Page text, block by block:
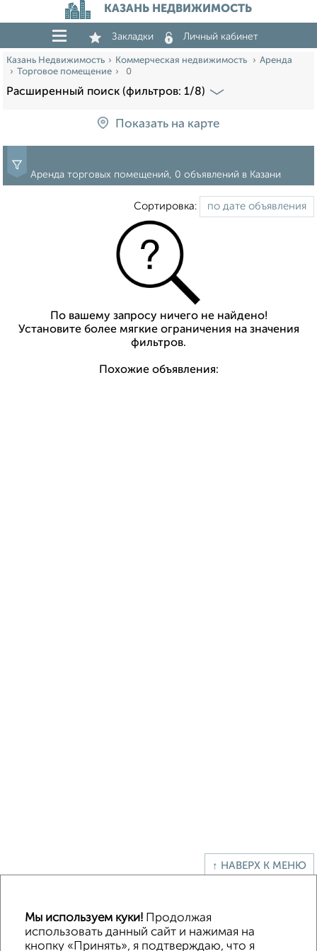
КАЗАНЬ НЕДВИЖИМОСТЬ
Закладки Личный кабинет
Казань Недвижимость Коммерческая недвижимость
Аренда
Торговое помещение
0
Расширенный поиск (фильтров: 1/8)
Показать на карте
Аренда торговых помещений, 0 объявлений в Казани
Сортировка:
По вашему запросу ничего не найдено!
Установите более мягкие ограничения на значения
фильтров.
Похожие объявления:
↑ НАВЕРХ К МЕНЮ
Помещение свободного назначения
Складское помещение
Производственное помещение
Мы используем куки! Продолжая
использовать данный сайт и нажимая на
кнопку «Принять», я подтверждаю, что я